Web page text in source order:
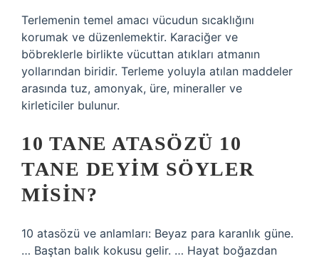
Terlemenin temel amacı vücudun sıcaklığını
korumak ve düzenlemektir. Karaciğer ve
böbreklerle birlikte vücuttan atıkları atmanın
yollarından biridir. Terleme yoluyla atılan maddeler
arasında tuz, amonyak, üre, mineraller ve
kirleticiler bulunur.
10 TANE ATASÖZÜ 10
TANE DEYIM SÖYLER
MISIN?
10 atasözü ve anlamları: Beyaz para karanlık güne.
… Baştan balık kokusu gelir. … Hayat boğazdan